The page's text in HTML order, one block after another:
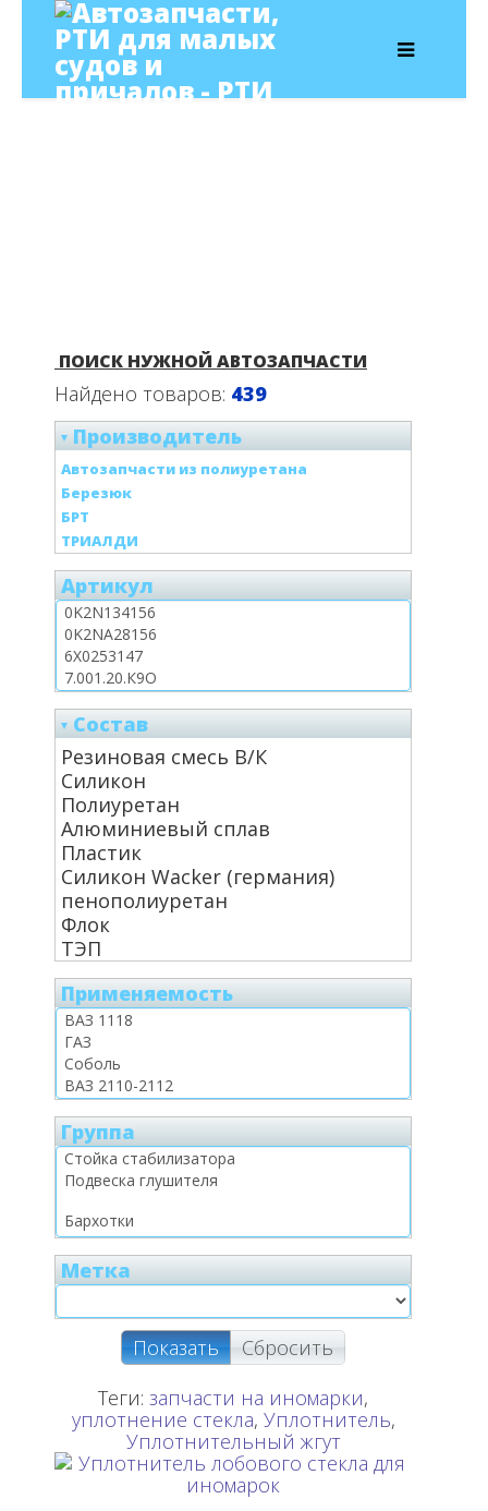
ПОИСК НУЖНОЙ АВТОЗАПЧАСТИ
Найдено товаров: 439
Производитель
Автозапчасти из полиуретана
Березюк
БРТ
ТРИАЛДИ
Артикул
Состав
Резиновая смесь В/К
Силикон
Полиуретан
Алюминиевый сплав
Пластик
Силикон Wacker (германия)
пенополиуретан
Флок
ТЭП
Применяемость
Группа
Метка
Показать
Сбросить
Теги: запчасти на иномарки,
уплотнение стекла, Уплотнитель,
Уплотнительный жгут